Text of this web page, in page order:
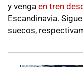
y venga en tren
Escandinavia.
suecos,